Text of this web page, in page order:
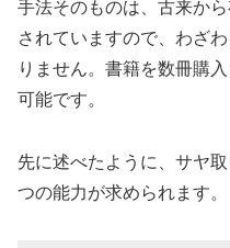
手法そのものは、古来か
されていますので、わざ
りません。書籍を数冊購
可能です。
先に述べたように、サヤ
つの能力が求められます。